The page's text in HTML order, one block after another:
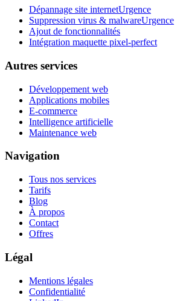
Dépannage site internetUrgence
Suppression virus & malwareUrgence
Ajout de fonctionnalités
Intégration maquette pixel-perfect
Autres services
Développement web
Applications mobiles
E-commerce
Intelligence artificielle
Maintenance web
Navigation
Tous nos services
Tarifs
Blog
À propos
Contact
Offres
Légal
Mentions légales
Confidentialité